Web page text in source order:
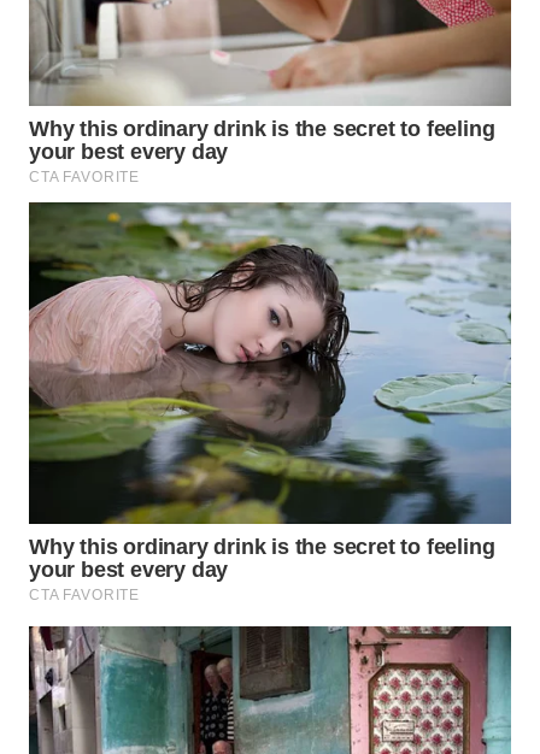
WN
CIANJUR
WN
KEPULAUAN
WN
TANGERANG
WN
BINJAI
WN
CIREBON
WN
INDRAMAYU
KUNINGAN
WN
MAJALENGKA